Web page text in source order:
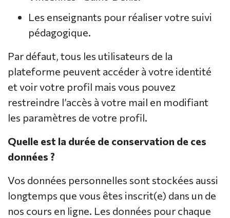
Les enseignants pour réaliser votre suivi
pédagogique.
Par défaut, tous les utilisateurs de la
plateforme peuvent accéder à votre identité
et voir votre profil mais vous pouvez
restreindre l’accès à votre mail en modifiant
les paramètres de votre profil.
Quelle est la durée de conservation de ces
données ?
Vos données personnelles sont stockées aussi
longtemps que vous êtes inscrit(e) dans un de
nos cours en ligne. Les données pour chaque